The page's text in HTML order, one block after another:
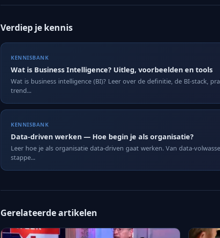
Verdiep je kennis
KENNISBANK
Wat is Business Intelligence? Uitleg, voorbeelden en tools
Wat is business intelligence (BI)? Leer over de definitie, de BI-stack,
trend...
KENNISBANK
Data-driven werken — Hoe begin je als organisatie?
Leer hoe je als organisatie data-driven gaat werken. Van data-
stappe...
Gerelateerde artikelen